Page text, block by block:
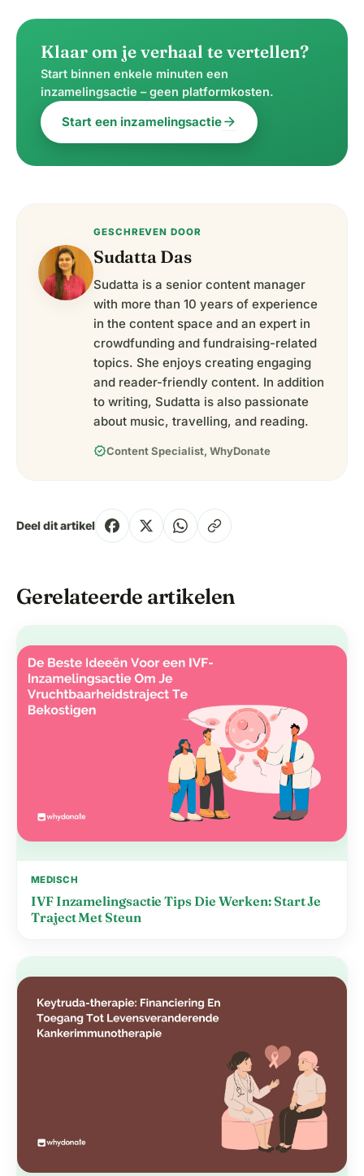
Klaar om je verhaal te vertellen?
Start binnen enkele minuten een
inzamelingsactie – geen platformkosten.
Start een inzamelingsactiearrow_forward
GESCHREVEN DOOR
Sudatta Das
Sudatta is a senior content manager
with more than 10 years of experience
in the content space and an expert in
crowdfunding and fundraising-related
topics. She enjoys creating engaging
and reader-friendly content. In addition
to writing, Sudatta is also passionate
about music, travelling, and reading.
verifiedContent Specialist, WhyDonate
Deel dit artikel
Gerelateerde artikelen
MEDISCH
IVF Inzamelingsactie Tips Die Werken: Start Je
Traject Met Steun